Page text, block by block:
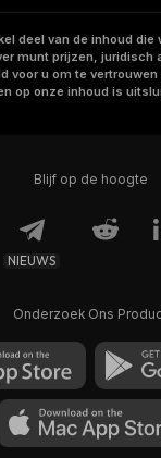
deel van de inhoud die
munt prijzen, juridisch
voor u om te vertrouwen
op onze inhoud is
Blijf op de hoogte
NIEUWS
Onderzoek Ons